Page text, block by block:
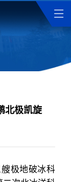
北极凯旋
极地破冰科